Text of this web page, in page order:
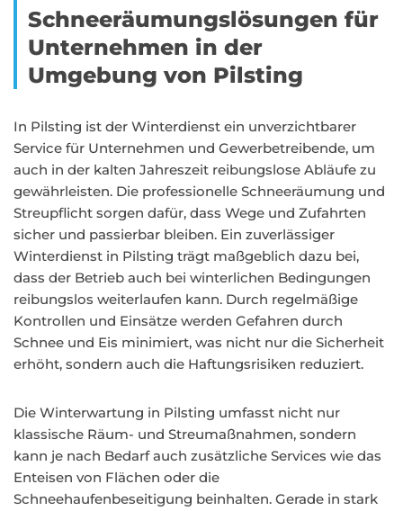
Schneeräumungslösungen für
Unternehmen in der
Umgebung von Pilsting
In Pilsting ist der Winterdienst ein unverzichtbarer
Service für Unternehmen und Gewerbetreibende, um
auch in der kalten Jahreszeit reibungslose Abläufe zu
gewährleisten. Die professionelle Schneeräumung und
Streupflicht sorgen dafür, dass Wege und Zufahrten
sicher und passierbar bleiben. Ein zuverlässiger
Winterdienst in Pilsting trägt maßgeblich dazu bei,
dass der Betrieb auch bei winterlichen Bedingungen
reibungslos weiterlaufen kann. Durch regelmäßige
Kontrollen und Einsätze werden Gefahren durch
Schnee und Eis minimiert, was nicht nur die Sicherheit
erhöht, sondern auch die Haftungsrisiken reduziert.
Die Winterwartung in Pilsting umfasst nicht nur
klassische Räum- und Streumaßnahmen, sondern
kann je nach Bedarf auch zusätzliche Services wie das
Enteisen von Flächen oder die
Schneehaufenbeseitigung beinhalten. Gerade in stark